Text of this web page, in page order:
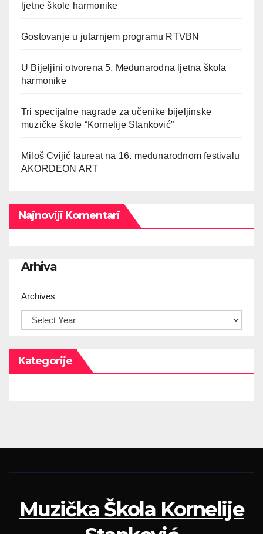
ljetne škole harmonike
Gostovanje u jutarnjem programu RTVBN
U Bijeljini otvorena 5. Međunarodna ljetna škola
harmonike
Tri specijalne nagrade za učenike bijeljinske
muzičke škole “Kornelije Stanković”
Miloš Cvijić laureat na 16. međunarodnom festivalu
AKORDEON ART
Najnoviji Komentari
Arhiva
Archives
Kategorije
Muzička Škola Kornelije